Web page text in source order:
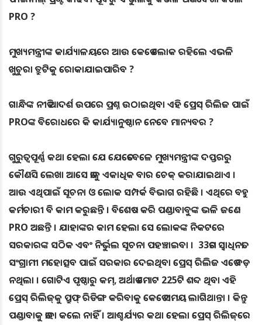
PRO ?
ମୁଖ୍ୟମନ୍ତ୍ରୀଙ୍କ କାର୍ଯ୍ୟାଳୟରେ ଆଉ କେତେ ଲୋକ ରହିଲେ ଏଭଳି
ଖୁଚୁରା ତ୍ରୁଟିକୁ ରୋକାଯାଇପାରିବ ?
ଗାନ୍ଧିଙ୍କ ନୀତି ଆଦର୍ଶ ଉପରେ ପ୍ରଶ୍ନ ଉଠାଇଥିବା ଏହି ପ୍ରେସ୍‌ ରିଲିଜ ପାଇଁ
PROଙ୍କ ବିରୋଧରେ କି କାର୍ଯ୍ୟାନୁଷ୍ଠାନ ନେବେ ମାନ୍ୟବର ?
ଗୁରୁତ୍ବପୂର୍ଣ୍ଣ କଥା ହେଲା ଯେ ଯେତେବେଳେ ମୁଖ୍ୟମନ୍ତ୍ରୀଙ୍କ ଦପ୍ତରରୁ
କୌଣସି ଲେଖା ଆସେ ତାକୁ ଏକାଧିକ ବାର ଚେକ୍‌ କରାଯାଇଥାଏ ।
ଆଉ ଏଥିପାଇଁ ସୂଚନା ଓ ଲୋକ ସମ୍ପର୍କ ବିଭାଗ ରହିଛି । ଏଥିରେ ବହୁ
କର୍ମଚାରୀ ବି କାମ କରୁଛନ୍ତି । ବିଶେଷ କରି ପଣ୍ଡାବାବୁଙ୍କ ଭଳି ଜଣେ
PRO ଅଛନ୍ତି । ଯାହାଙ୍କର କାମ ହେଲା ସେ ଲୋକଙ୍କ ନିକଟରେ
ସରକାରଙ୍କ ସଠିକ ଏବଂ ନିର୍ଭୁଲ ସୂଚନା ପହଞ୍ଚାଇବା । 33ତମ ସ୍ବାଧିନତା
ସଂଗ୍ରାମୀ ମହୋତ୍ସବ ପାଇଁ ସରକାର ଦେଇଥିବା ପ୍ରେସ୍‌ ରିଲିଜ ଏତେ ବଡ଼
ନଥିଲା । ଗୋଟିଏ ପୃଷ୍ଠାରୁ କମ୍, ଅର୍ଥାତ ମୋଟ 225ଟି ଶବ୍ଦ ଥିବା ଏହି
ପ୍ରେସ୍‌ ରିଲିଜ୍‌କୁ ପ୍ରୁଫ୍ ରିଡିଙ୍ଗ କରିବାକୁ କେତେ ସମୟ ଲାଗିଥାନ୍ତା । କିନ୍ତୁ
ପଣ୍ଡାବାକୁ ତାହା କଲେ ନାହିଁ । ଆଶ୍ଚର୍ଯ୍ୟର କଥା ହେଲା ପ୍ରେସ୍‌ ରିଲିଜ୍‌ରେ